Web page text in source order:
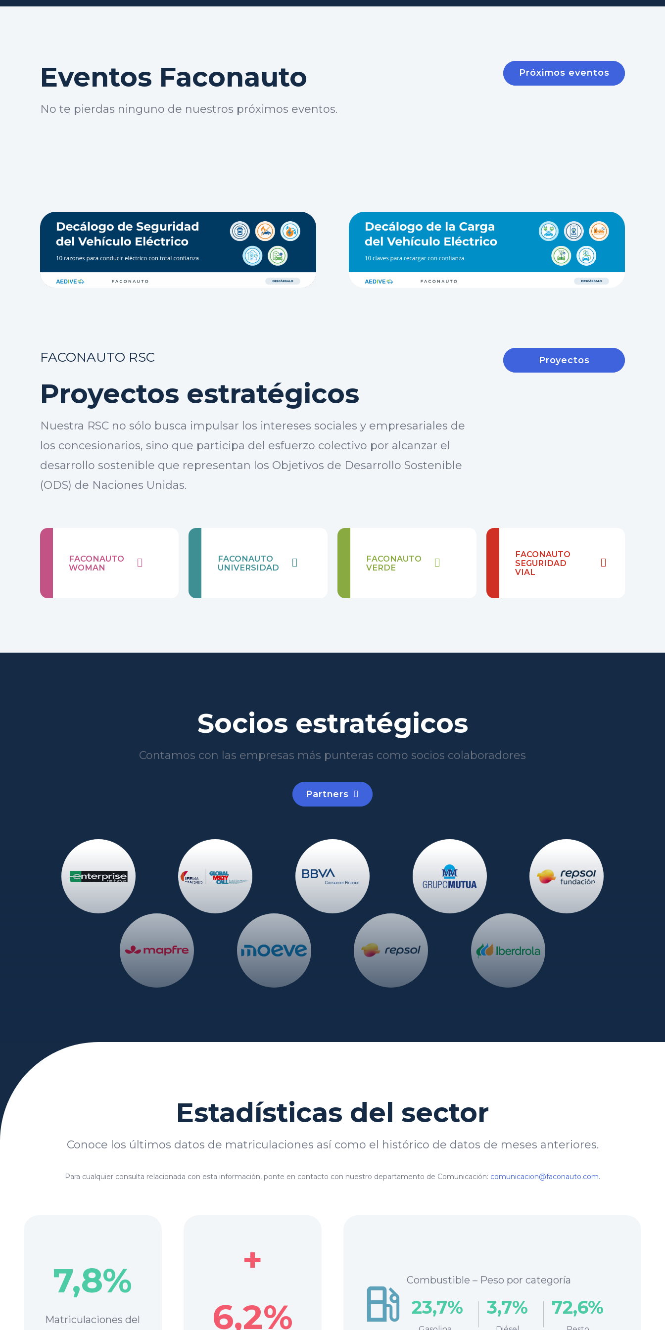
Eventos Faconauto
No te pierdas ninguno de nuestros próximos eventos.
Próximos eventos
FACONAUTO RSC
Proyectos estratégicos
Nuestra RSC no sólo busca impulsar los intereses sociales y empresariales de
los concesionarios, sino que participa del esfuerzo colectivo por alcanzar el
desarrollo sostenible que representan los Objetivos de Desarrollo Sostenible
(ODS) de Naciones Unidas.
Proyectos
FACONAUTO
WOMAN
FACONAUTO
UNIVERSIDAD
FACONAUTO
VERDE
FACONAUTO
SEGURIDAD
VIAL
Socios estratégicos
Contamos con las empresas más punteras como socios colaboradores
Partners
Estadísticas del sector
Conoce los últimos datos de matriculaciones así como el histórico de datos de meses anteriores.
Para cualquier consulta relacionada con esta información, ponte en contacto con nuestro departamento de Comunicación: comunicacion@faconauto.com.
7,8%
Matriculaciones del
+
6,2%
Combustible – Peso por categoría
23,7% 3,7% 72,6%